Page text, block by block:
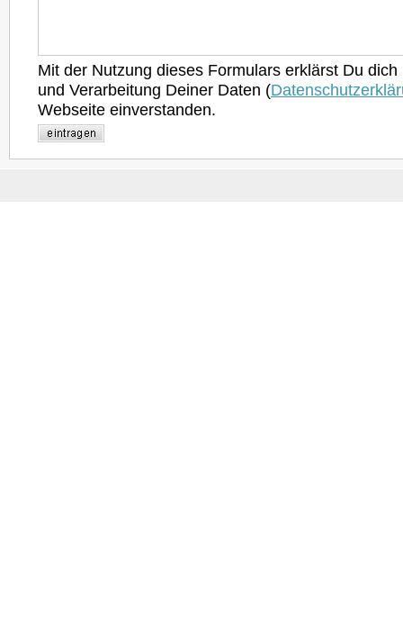
Mit der Nutzung dieses Formulars erklärst Du
und Verarbeitung Deiner Daten (
Webseite einverstanden.